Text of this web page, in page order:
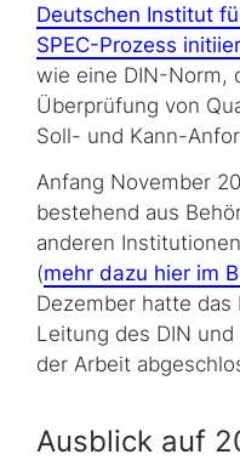
Deutschen Institut
SPEC-Prozess
wie eine DIN-Norm,
Überprüfung von
Soll- und Kann-
Anfang November
bestehend aus
anderen
(mehr dazu hier im
Dezember hatte
Leitung des DIN
der Arbeit
Ausblick auf